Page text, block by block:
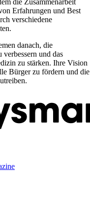
Erfahrungen und Best
verschiedene
danach, die
und das
zu stärken. Ihre Vision
Bürger zu fördern und die